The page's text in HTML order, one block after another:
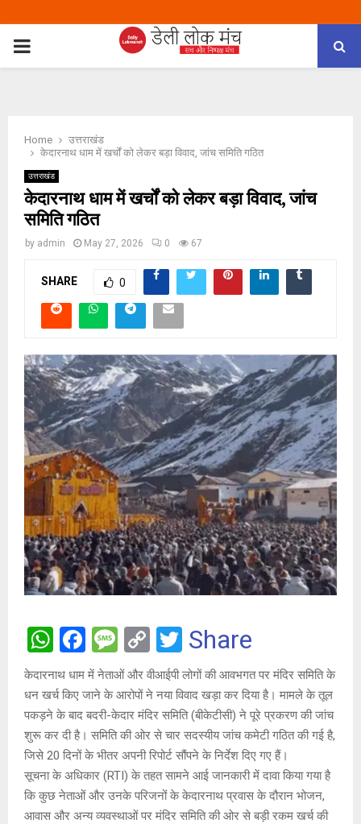
PRIMARY
Home
उत्तराखंड
केदारनाथ धाम में खर्चों को लेकर बड़ा विवाद, जांच समिति गठित
उत्तराखंड
केदारनाथ धाम में खर्चों को लेकर बड़ा विवाद, जांच
समिति गठित
by admin May 27, 2026 0 67
SHARE 0
W
h
at
s
A
p
p
F
a
ce
b
o
o
k
M
es
s
a
g
e
C
o
py
Li
n
k
T
wi
tt
er
Share
केदारनाथ धाम में नेताओं और वीआईपी लोगों की आवभगत पर मंदिर समिति के
धन खर्च किए जाने के आरोपों ने नया विवाद खड़ा कर दिया है। मामले के तूल
पकड़ने के बाद बदरी-केदार मंदिर समिति (बीकेटीसी) ने पूरे प्रकरण की जांच
शुरू कर दी है। समिति की ओर से चार सदस्यीय जांच कमेटी गठित की गई है,
जिसे 20 दिनों के भीतर अपनी रिपोर्ट सौंपने के निर्देश दिए गए हैं।
सूचना के अधिकार (RTI) के तहत सामने आई जानकारी में दावा किया गया है
कि कुछ नेताओं और उनके परिजनों के केदारनाथ प्रवास के दौरान भोजन,
आवास और अन्य व्यवस्थाओं पर मंदिर समिति की ओर से बड़ी रकम खर्च की